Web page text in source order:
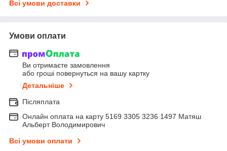
Всі умови доставки
Умови оплати
Ви отримаєте замовлення
або гроші повернуться на вашу картку
Детальніше
Післяплата
Онлайн оплата на карту 5169 3305 3236 1497 Матяш
Альберт Володимирович
Всі умови оплати